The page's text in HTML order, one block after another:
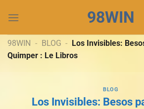
đến
dung
98WIN
98WIN - BLOG - Los Invisibles:
Quimper : Le Libros
BLOG
Los Invisibles: Besos